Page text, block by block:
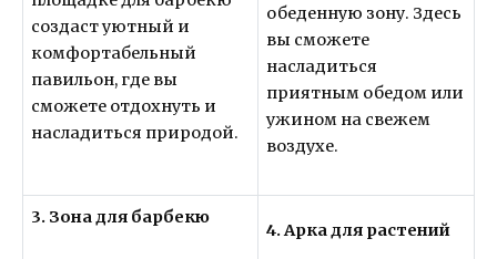
создаст уютный и
комфортабельный
павильон, где вы
сможете отдохнуть и
насладиться природой.
обеденную зону. Здесь
вы сможете
насладиться
приятным обедом или
ужином на свежем
воздухе.
3. Зона для барбекю
4. Арка для растений